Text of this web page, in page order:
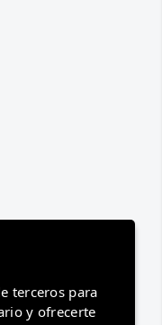
terceros para
y ofrecerte